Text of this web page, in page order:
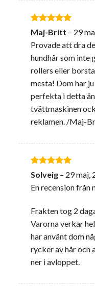
Betygsatt5
av 5
Maj-Britt – 29
Provade att dra
hundhår som inte
rollers eller
mesta! Dom har
perfekta i detta
tvättmaskinen
reklamen. /Maj-
Betygsatt
5
av 5
Solveig – 29 maj,
En recension från
Frakten tog 2
Varorna verkar
har använt dom
rycker av hår och
ner i avloppet.